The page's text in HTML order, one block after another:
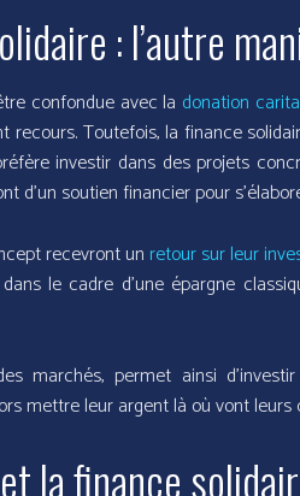
: l’autre
confondue avec la donation
recours. Toutefois, la finance
investir dans des projets
d’un soutien financier pour
recevront un retour sur leur
le cadre d’une épargne
marchés, permet ainsi
mettre leur argent là où vont leurs
la finance